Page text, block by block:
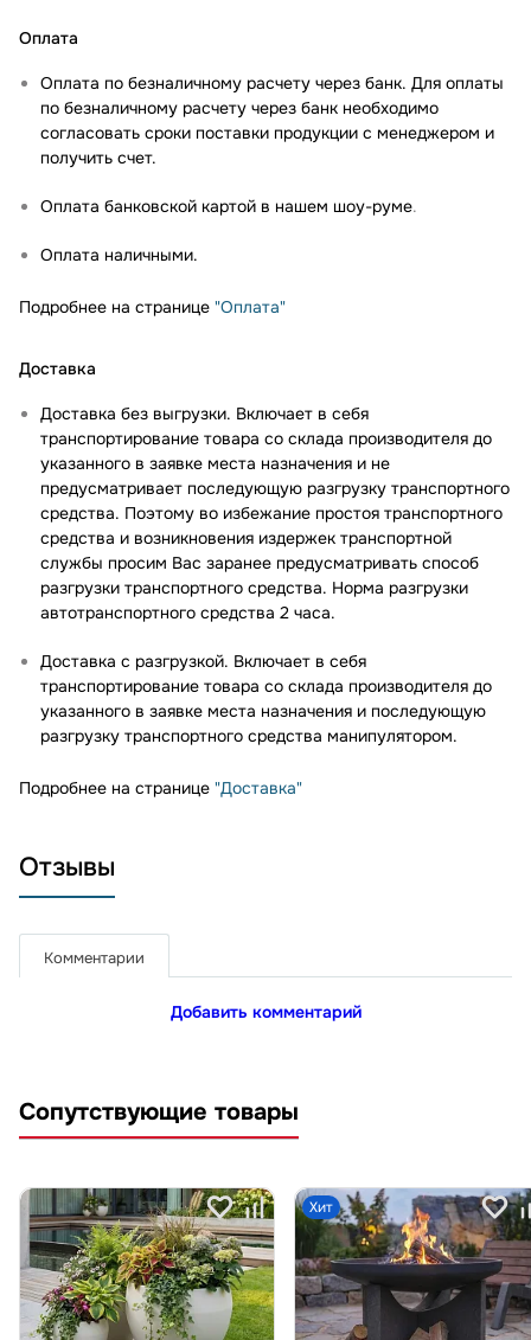
Оплата
Оплата по безналичному расчету через банк. Для оплаты
по безналичному расчету через банк необходимо
согласовать сроки поставки продукции с менеджером и
получить счет.
Оплата банковской картой в нашем шоу-руме.
Оплата наличными.
Подробнее на странице "Оплата"
Доставка
Доставка без выгрузки. Включает в себя
транспортирование товара со склада производителя до
указанного в заявке места назначения и не
предусматривает последующую разгрузку транспортного
средства. Поэтому во избежание простоя транспортного
средства и возникновения издержек транспортной
службы просим Вас заранее предусматривать способ
разгрузки транспортного средства. Норма разгрузки
автотранспортного средства 2 часа.
Доставка с разгрузкой. Включает в себя
транспортирование товара со склада производителя до
указанного в заявке места назначения и последующую
разгрузку транспортного средства манипулятором.
Подробнее на странице "Доставка"
Отзывы
Комментарии
Добавить комментарий
Сопутствующие товары
Хит